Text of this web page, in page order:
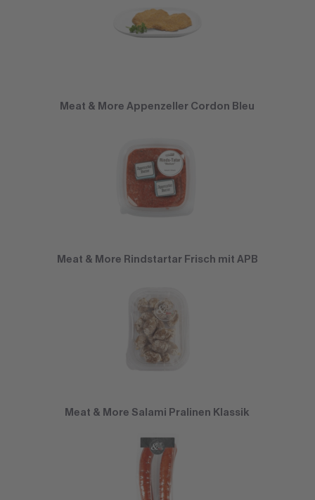
Meat & More Appenzeller Cordon Bleu
Meat & More Rindstartar Frisch mit APB
Meat & More Salami Pralinen Klassik